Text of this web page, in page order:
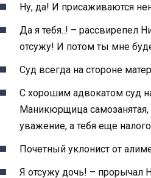
Ну, да! И присаживаются
Да я тебя..! – рассвирепел
отсужу! И потом ты мне
Суд всегда на стороне
С хорошим адвокатом суд
Маникюрщица самозанятая,
уважение, а тебя еще
Почетный уклонист от
Я отсужу дочь! – прорычал